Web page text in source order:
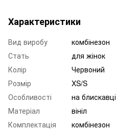
Характеристики
Вид виробу
комбінезон
Стать
для жінок
Колір
Червоний
Розмір
XS/S
Особливості
на блискавці
Матеріал
вініл
Комплектація
комбінезон